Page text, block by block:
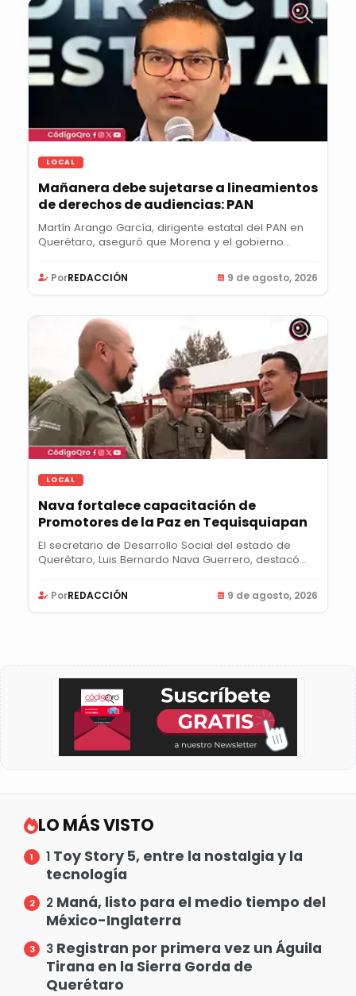
LOCAL
Mañanera debe sujetarse a lineamientos
de derechos de audiencias: PAN
Martín Arango García, dirigente estatal del PAN en
Querétaro, aseguró que Morena y el gobierno...
PorREDACCIÓN 9 de agosto, 2026
LOCAL
Nava fortalece capacitación de
Promotores de la Paz en Tequisquiapan
El secretario de Desarrollo Social del estado de
Querétaro, Luis Bernardo Nava Guerrero, destacó
PorREDACCIÓN 9 de agosto, 2026
LO MÁS VISTO
1 Toy Story 5, entre la nostalgia y la
tecnología
2 Maná, listo para el medio tiempo del
México-Inglaterra
3 Registran por primera vez un Águila
Tirana en la Sierra Gorda de
Querétaro